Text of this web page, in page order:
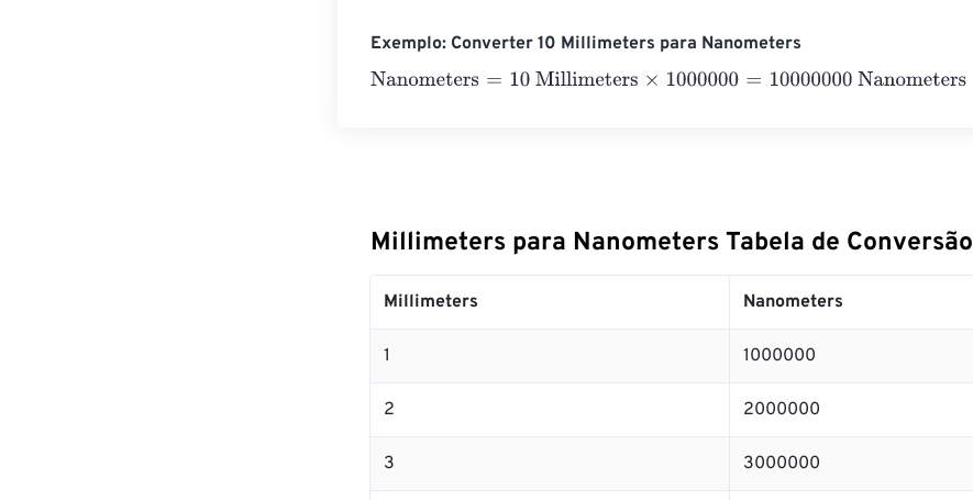
Exemplo: Converter 10 Millimeters para Nanometers
Nanometers= 10 Millimeters×1000000=10000000 Nanometers
Millimeters para Nanometers Tabela de Conversão
Millimeters Nanometers
1 1000000
2 2000000
3 3000000